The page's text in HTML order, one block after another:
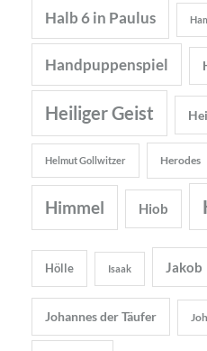
Halb 6 in Paulus
Handpuppenspiel
Heiliger Geist
Helmut Gollwitzer Herodes
Himmel Hiob
Hölle Isaak Jakob
Johannes der Täufer